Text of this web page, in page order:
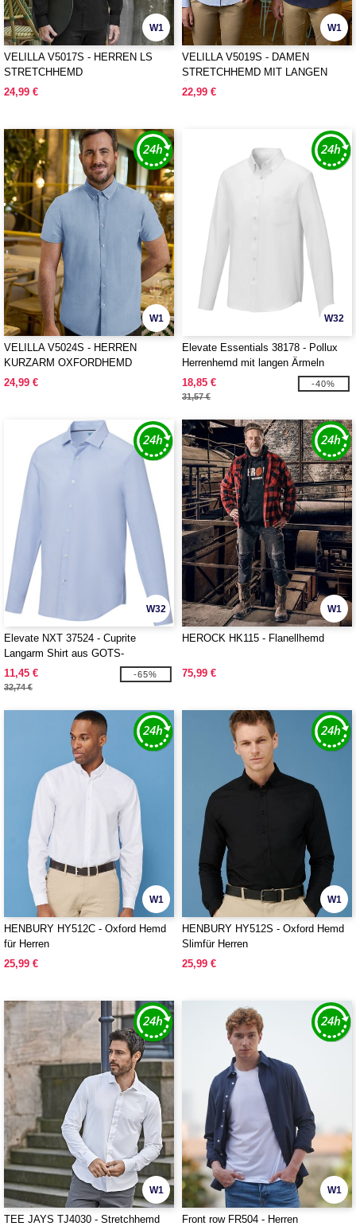
W1
VELILLA V5017S - HERREN LS
STRETCHHEMD
24,99 €
W1
VELILLA V5019S - DAMEN
STRETCHHEMD MIT LANGEN
ÄRMELN
22,99 €
W1
VELILLA V5024S - HERREN
KURZARM OXFORDHEMD
24,99 €
W32
Elevate Essentials 38178 - Pollux
Herrenhemd mit langen Ärmeln
18,85 €
31,57 €
-40%
W32
Elevate NXT 37524 - Cuprite
Langarm Shirt aus GOTS-
zertifizierter Bio-Baumwolle für
Herren
11,45 €
32,74 €
-65%
W1
HEROCK HK115 - Flanellhemd
75,99 €
W1
HENBURY HY512C - Oxford Hemd
für Herren
25,99 €
W1
HENBURY HY512S - Oxford Hemd
Slimfür Herren
25,99 €
W1
TEE JAYS TJ4030 - Stretchhemd
W1
Front row FR504 - Herren